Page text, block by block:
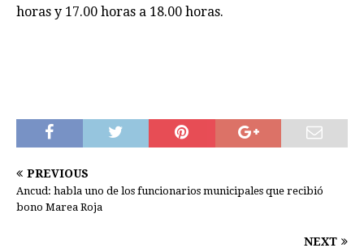
horas y 17.00 horas a 18.00 horas.
PREVIOUS
Ancud: habla uno de los funcionarios municipales que recibió
bono Marea Roja
NEXT